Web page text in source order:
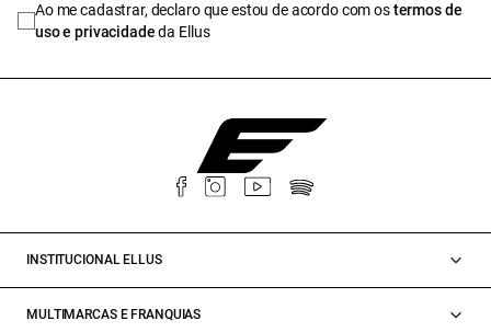
Ao me cadastrar, declaro que estou de acordo com ostermos de
uso e privacidadeda Ellus
INSTITUCIONAL ELLUS
MULTIMARCAS E FRANQUIAS